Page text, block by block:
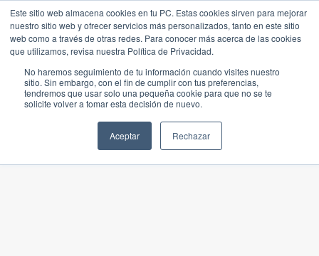
Este sitio web almacena cookies en tu PC. Estas cookies sirven para mejorar
nuestro sitio web y ofrecer servicios más personalizados, tanto en este sitio
web como a través de otras redes. Para conocer más acerca de las cookies
que utilizamos, revisa nuestra Política de Privacidad.
No haremos seguimiento de tu información cuando visites nuestro
sitio. Sin embargo, con el fin de cumplir con tus preferencias,
tendremos que usar solo una pequeña cookie para que no se te
solicite volver a tomar esta decisión de nuevo.
Aceptar Rechazar